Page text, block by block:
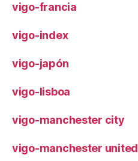
vigo-francia
vigo-index
vigo-japón
vigo-lisboa
vigo-manchester city
vigo-manchester united